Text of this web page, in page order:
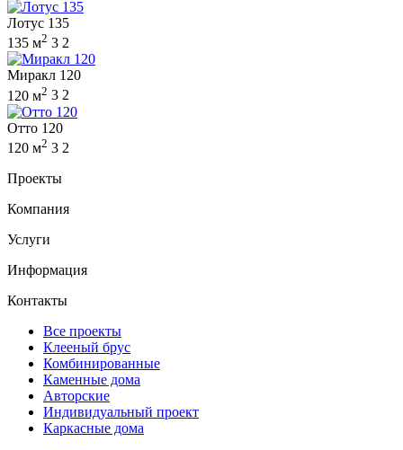
Лотус 135
135 м2 3 2
Миракл 120
120 м2 3 2
Отто 120
120 м2 3 2
Проекты
Компания
Услуги
Информация
Контакты
Все проекты
Клееный брус
Комбинированные
Каменные дома
Авторские
Индивидуальный проект
Каркасные дома